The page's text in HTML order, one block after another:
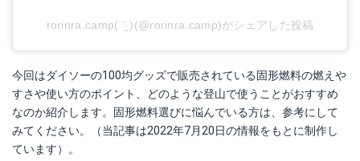
rorinra.camp( ¨̮ )(@rorinra.camp)がシェアした投稿
今回はダイソーの100均グッズで販売されている固形燃料の燃えや
すさや使い方のポイント、どのような登山で使うことがおすすめ
なのか紹介します。固形燃料選びに悩んでいる方は、参考にして
みてください。（当記事は2022年7月20日の情報をもとに制作し
ています）。